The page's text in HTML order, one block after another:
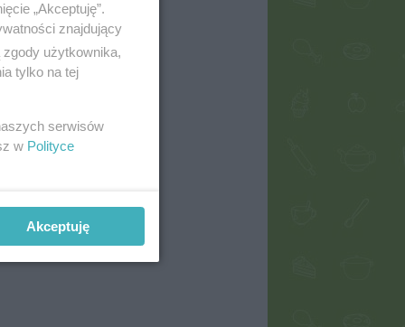
„Akceptuję”.
znajdujący
użytkownika,
tylko na tej
serwisów
w Polityce
Akceptuję